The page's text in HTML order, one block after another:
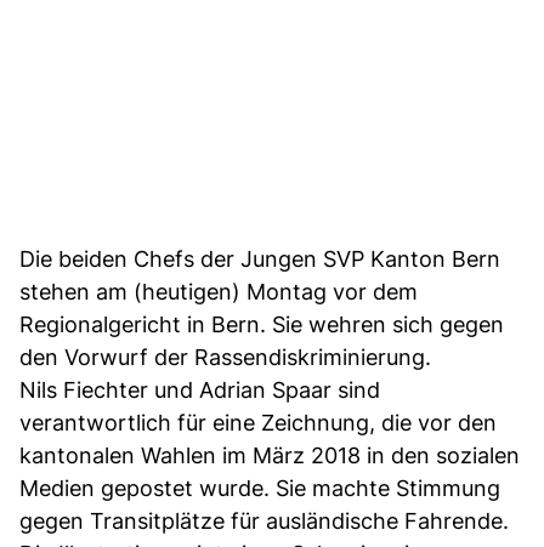
Die beiden Chefs der Jungen SVP Kanton Bern
stehen am (heutigen) Montag vor dem
Regionalgericht in Bern. Sie wehren sich gegen
den Vorwurf der Rassendiskriminierung.
Nils Fiechter und Adrian Spaar sind
verantwortlich für eine Zeichnung, die vor den
kantonalen Wahlen im März 2018 in den sozialen
Medien gepostet wurde. Sie machte Stimmung
gegen Transitplätze für ausländische Fahrende.